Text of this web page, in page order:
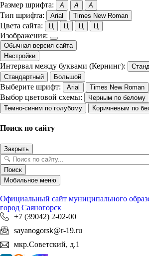
Размер шрифта: A A A
Тип шрифта: Arial Times New Roman
Цвета сайта: Ц Ц Ц Ц
Изображения:
Обычная версия сайта
Настройки
Интервал между буквами (Кернинг):
Стандартный
Большой
Выберите шрифт: Arial Times New Roman
Выбор цветовой схемы: Черным по белому
Темно-синим по голубому
Коричневым по
Поиск по сайту
Закрыть
Поиск
Мобильное меню
Официальный сайт муниципального
город Саяногорск
+7 (39042) 2-02-00
sayanogorsk@r-19.ru
мкр.Советский, д.1